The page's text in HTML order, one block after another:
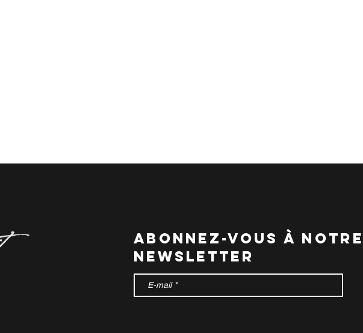
abonnez-vous à notre
newsletter